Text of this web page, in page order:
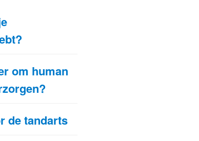
om human
de tandarts